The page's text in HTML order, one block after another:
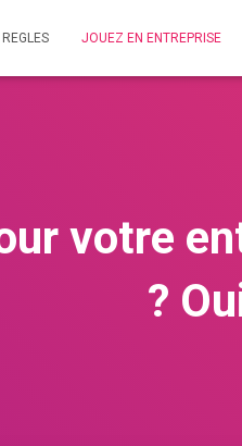
REGLES JOUEZ EN ENTREPRISE
votre
?